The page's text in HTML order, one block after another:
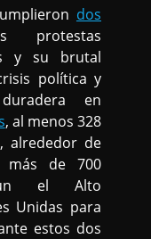
dos
y su brutal
política y
en
, al menos 328
alrededor de
más de 700
el Alto
Unidas para
estos dos